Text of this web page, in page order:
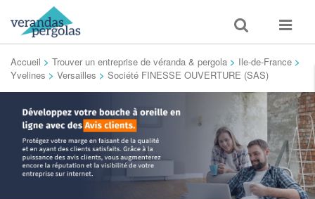
Toggle
search
Toggle
Accueil > Trouver un entreprise de véranda & pergola > Ile-de-France >
Yvelines > Versailles > Société FINESSE OUVERTURE (SAS)